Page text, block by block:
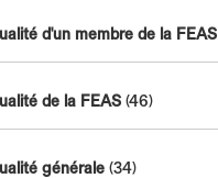
d'un membre de la FEAS
de la FEAS (46)
générale (34)